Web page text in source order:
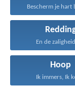
Bescherm je hart
En de
Hoop
Ik immers, Ik